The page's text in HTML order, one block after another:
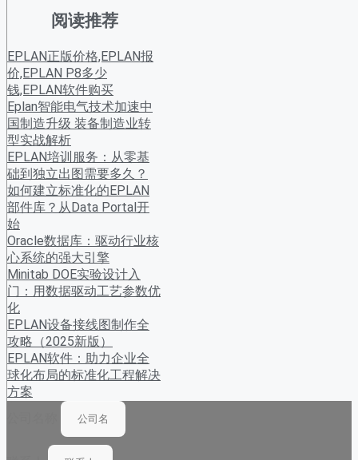
阅读推荐
EPLAN正版价格,EPLAN报
价,EPLAN P8多少
钱,EPLAN软件购买
Eplan智能电气技术加速中
国制造升级 装备制造业转
型实战解析
EPLAN培训服务：从零基
础到独立出图需要多久？
如何建立标准化的EPLAN
部件库？从Data Portal开
始
Oracle数据库：驱动行业核
心系统的强大引擎
Minitab DOE实验设计入
门：用数据驱动工艺参数优
化
EPLAN设备接线图制作全
攻略（2025新版）
EPLAN软件：助力企业全
球化布局的标准化工程解决
方案